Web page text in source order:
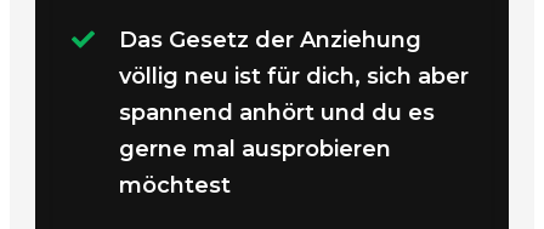
Das Gesetz der Anziehung
völlig neu ist für dich, sich aber
spannend anhört und du es
gerne mal ausprobieren
möchtest